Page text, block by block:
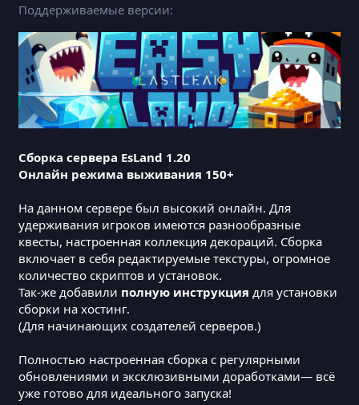
Поддерживаемые версии
Сборка сервера EsLand 1.20
Онлайн режима выживания 150+
На данном сервере был высокий онлайн. Для
удерживания игроков имеются разнообразные
квесты, настроенная коллекция декораций. Сборка
включает в себя редактируемые текстуры, огромное
количество скриптов и установок.
Так-же добавили полную инструкция для установки
сборки на хостинг.
(Для начинающих создателей серверов.)
Полностью настроенная сборка с регулярными
обновлениями и эксклюзивными доработками— всё
уже готово для идеального запуска!